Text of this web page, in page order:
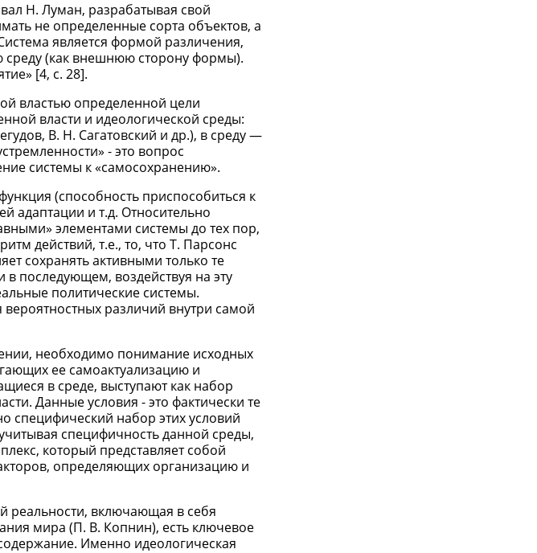
Н. Луман, разрабатывая свой
не определенные сорта объектов, а
является формой различения,
среду (как внешнюю сторону формы).
[4, c. 28].
властью определенной цели
власти и идеологической среды:
В. Н. Сагатовский и др.), в среду —
- это вопрос
системы к «самосохранению».
(способность приспособиться к
адаптации и т.д. Относительно
элементами системы до тех пор,
действий, т.е., то, что Т. Парсонс
сохранять активными только те
в последующем, воздействуя на эту
политические системы.
различий внутри самой
необходимо понимание исходных
ее самоактуализацию и
в среде, выступают как набор
Данные условия - это фактически те
специфический набор этих условий
специфичность данной среды,
который представляет собой
определяющих организацию и
реальности, включающая в себя
мира (П. В. Копнин), есть ключевое
Именно идеологическая